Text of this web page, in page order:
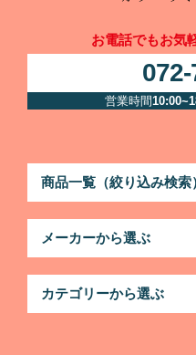
お電話でもお気
営業時間
商品一覧（絞り込み検索
メーカーから選ぶ
カテゴリーから選ぶ